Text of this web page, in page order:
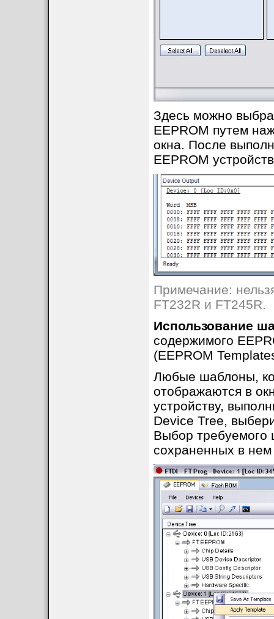
Здесь можно
EEPROM путем
окна. После
EEPROM
Примечание:
FT232R и FT245R.
Использование
содержимого
(EEPROM
Любые шаблоны,
отображаются в
устройству,
Device Tree,
Выбор требуемого
сохраненных в нем